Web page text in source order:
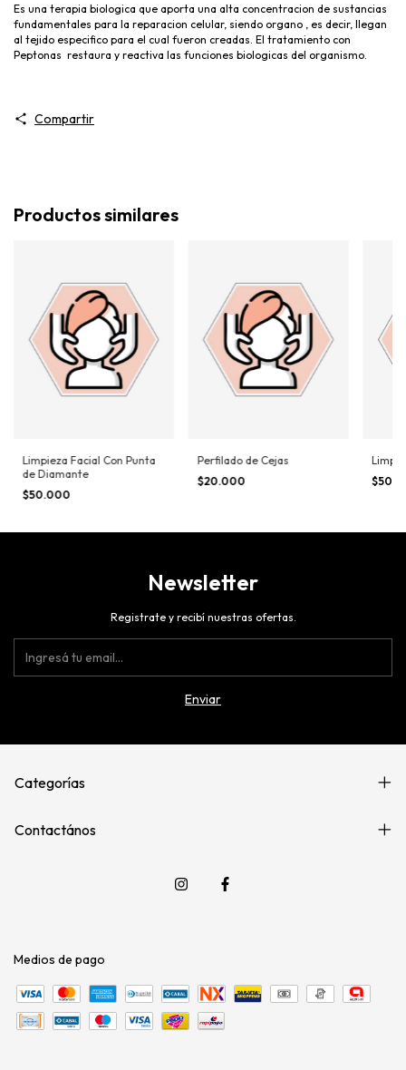
Es una terapia biologica que aporta una alta concentracion de sustancias
fundamentales para la reparacion celular, siendo organo , es decir, llegan
al tejido especifico para el cual fueron creadas. El tratamiento con
Peptonas restaura y reactiva las funciones biologicas del organismo.
Compartir
Productos similares
Limpieza Facial Con Punta
de Diamante
$50.000
Perfilado de Cejas
$20.000
Newsletter
Registrate y recibí nuestras ofertas.
Categorías
Contactános
Medios de pago